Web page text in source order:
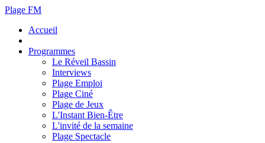
Plage FM
Accueil
Programmes
Le Réveil Bassin
Interviews
Plage Emploi
Plage Ciné
Plage de Jeux
L'Instant Bien-Être
L'invité de la semaine
Plage Spectacle